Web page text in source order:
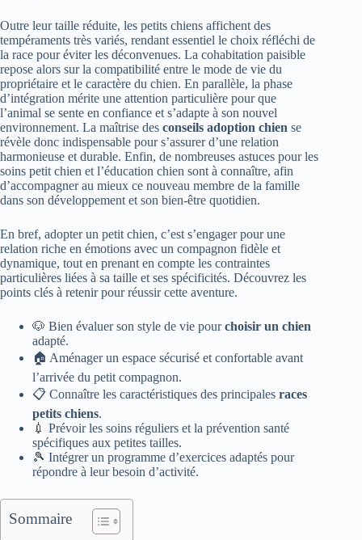
Outre leur taille réduite, les petits chiens affichent des
tempéraments très variés, rendant essentiel le choix réfléchi de
la race pour éviter les déconvenues. La cohabitation paisible
repose alors sur la compatibilité entre le mode de vie du
propriétaire et le caractère du chien. En parallèle, la phase
d’intégration mérite une attention particulière pour que
l’animal se sente en confiance et s’adapte à son nouvel
environnement. La maîtrise des conseils adoption chien se
révèle donc indispensable pour s’assurer d’une relation
harmonieuse et durable. Enfin, de nombreuses astuces pour les
soins petit chien et l’éducation chien sont à connaître, afin
d’accompagner au mieux ce nouveau membre de la famille
dans son développement et son bien-être quotidien.
En bref, adopter un petit chien, c’est s’engager pour une
relation riche en émotions avec un compagnon fidèle et
dynamique, tout en prenant en compte les contraintes
particulières liées à sa taille et ses spécificités. Découvrez les
points clés à retenir pour réussir cette aventure.
🐶 Bien évaluer son style de vie pourchoisir un chien
adapté.
🏠 Aménager un espace sécurisé et confortable avant
l’arrivée du petit compagnon.
📋 Connaître les caractéristiques des principales races
petits chiens.
💉 Prévoir les soins réguliers et la prévention santé
spécifiques aux petites tailles.
🎾 Intégrer un programme d’exercices adaptés pour
répondre à leur besoin d’activité.
Sommaire